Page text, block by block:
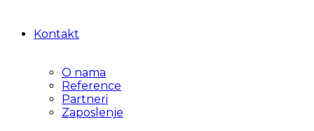
Kontakt
O nama
Reference
Partneri
Zaposlenje